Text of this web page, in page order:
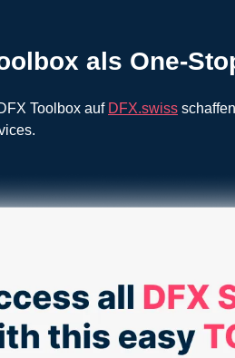
als One-
Toolbox auf DFX.swiss